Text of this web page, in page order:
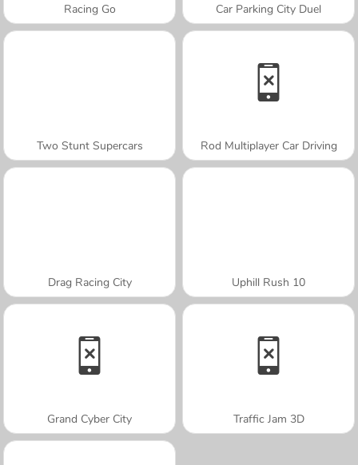
Racing Go Car Parking City Duel
Two Stunt Supercars Rod Multiplayer Car Driving
Drag Racing City Uphill Rush 10
Grand Cyber City Traffic Jam 3D